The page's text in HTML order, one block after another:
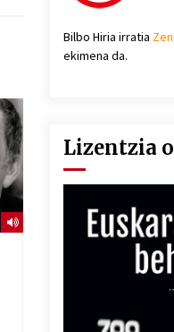
Bilbo Hiria irratia
ekimena da.
Lizentzia